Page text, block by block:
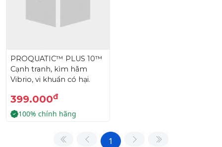
PROQUATIC™ PLUS 10™
Cạnh tranh, kìm hãm
Vibrio, vi khuẩn có hại.
399.000đ
100% chính hãng
1